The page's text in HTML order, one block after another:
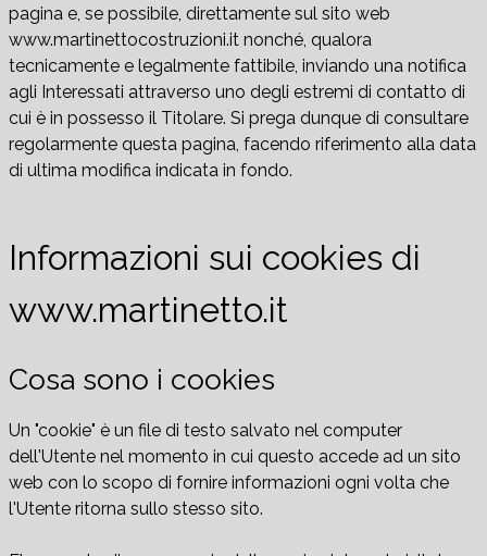
pagina e, se possibile, direttamente sul sito web
www.martinettocostruzioni.it nonché, qualora
tecnicamente e legalmente fattibile, inviando una notifica
agli Interessati attraverso uno degli estremi di contatto di
cui è in possesso il Titolare. Si prega dunque di consultare
regolarmente questa pagina, facendo riferimento alla data
di ultima modifica indicata in fondo.
Informazioni sui cookies di
www.martinetto.it
Cosa sono i cookies
Un "cookie" è un file di testo salvato nel computer
dell'Utente nel momento in cui questo accede ad un sito
web con lo scopo di fornire informazioni ogni volta che
l'Utente ritorna sullo stesso sito.